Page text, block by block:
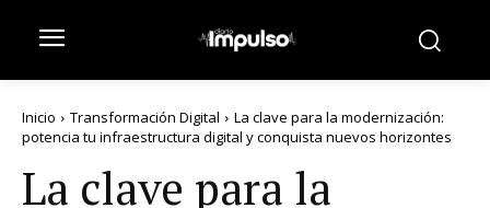
Inicio Transformación Digital
La clave para la modernización:
potencia tu infraestructura digital y conquista nuevos horizontes
La clave para la